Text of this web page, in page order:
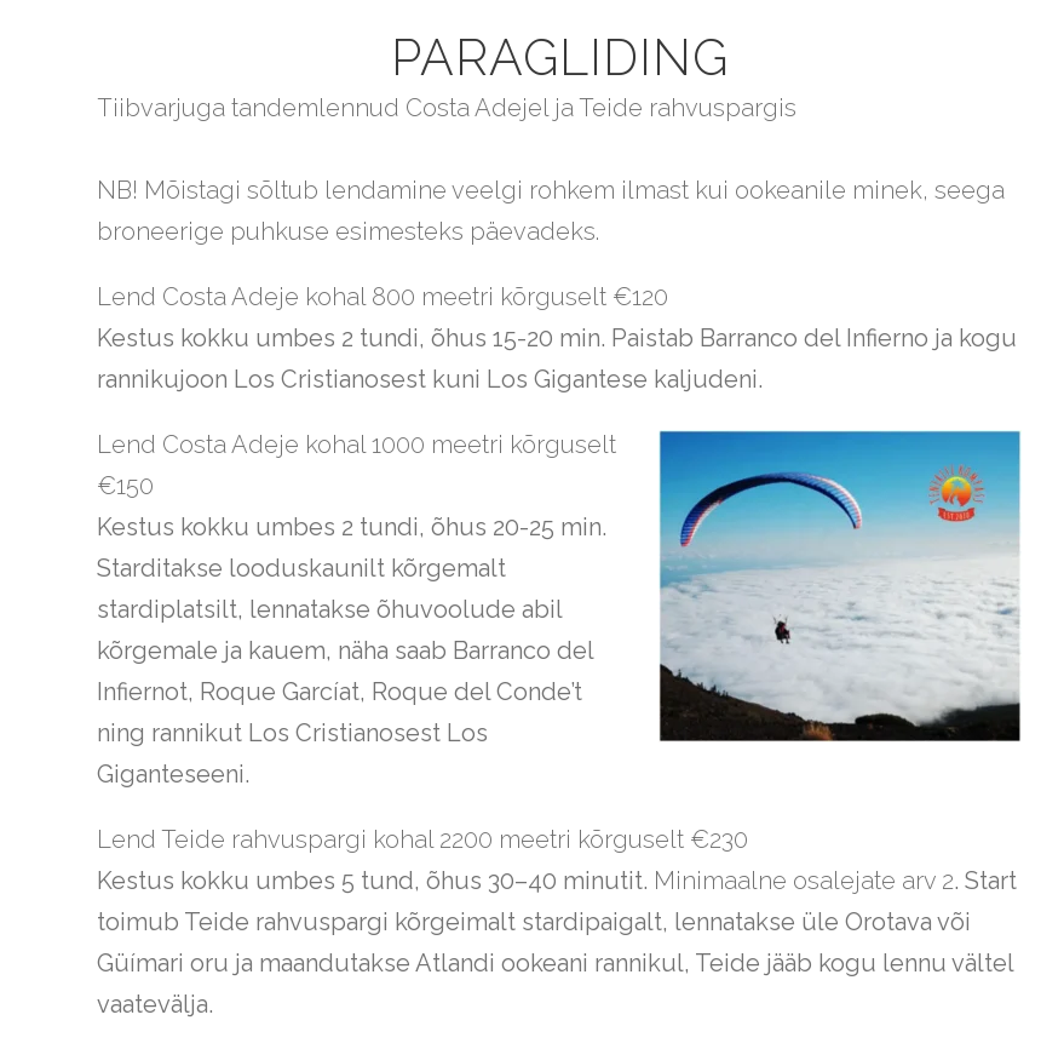
PARAGLIDING
Tiibvarjuga tandemlennud Costa Adejel ja Teide rahvuspargis
NB! Mõistagi sõltub lendamine veelgi rohkem ilmast kui ookeanile minek, seega
broneerige puhkuse esimesteks päevadeks.
Lend Costa Adeje kohal 800 meetri kõrguselt €120
Kestus kokku umbes 2 tundi, õhus 15-20 min. Paistab Barranco del Infierno ja kogu
rannikujoon Los Cristianosest kuni Los Gigantese kaljudeni.
Lend Costa Adeje kohal 1000 meetri kõrguselt
€150
Kestus kokku umbes 2 tundi, õhus 20-25 min.
Starditakse looduskaunilt kõrgemalt
stardiplatsilt, lennatakse õhuvoolude abil
kõrgemale ja kauem, näha saab Barranco del
Infiernot, Roque Garcíat, Roque del Conde’t
ning rannikut Los Cristianosest Los
Giganteseeni.
Lend Teide rahvuspargi kohal 2200 meetri kõrguselt €230
Kestus kokku umbes 5 tund, õhus 30–40 minutit. Minimaalne osalejate arv 2. Start
toimub Teide rahvuspargi kõrgeimalt stardipaigalt, lennatakse üle Orotava või
Güímari oru ja maandutakse Atlandi ookeani rannikul, Teide jääb kogu lennu vältel
vaatevälja.